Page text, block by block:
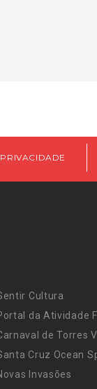
Cultura
da Atividade
de Torres
Cruz Ocean
Invasões